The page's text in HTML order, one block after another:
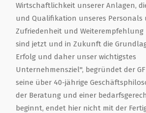
Wirtschaftlichkeit unserer Anlagen,
und Qualifikation unseres Personals
Zufriedenheit und Weiterempfehlung
sind jetzt und in Zukunft die
Erfolg und daher unser wichtigstes
Unternehmensziel", begründet der GF
seine über 40-jährige
der Beratung und einer
beginnt, endet hier nicht mit der